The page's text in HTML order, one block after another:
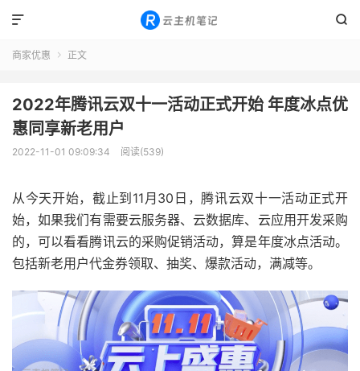


商家优惠  正文
2022年腾讯云双十一活动正式开始 年度冰点优
惠同享新老用户
2022-11-01 09:09:34 阅读(539)
从今天开始，截止到11月30日，腾讯云双十一活动正式开
始，如果我们有需要云服务器、云数据库、云应用开发采购
的，可以看看腾讯云的采购促销活动，算是年度冰点活动。
包括新老用户代金券领取、抽奖、爆款活动，满减等。